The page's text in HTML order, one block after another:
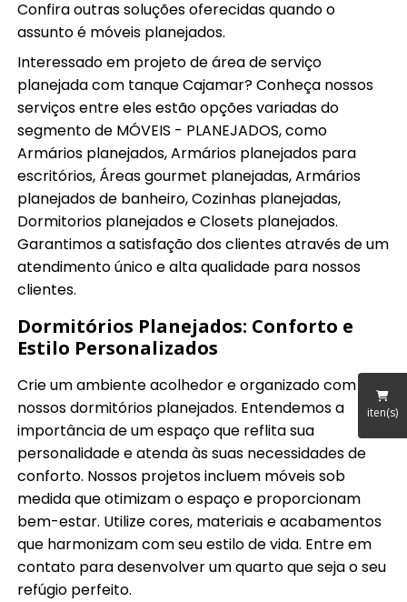
iten(s)
Confira outras soluções oferecidas quando o
assunto é móveis planejados.
Interessado em projeto de área de serviço
planejada com tanque Cajamar? Conheça nossos
serviços entre eles estão opções variadas do
segmento de MÓVEIS - PLANEJADOS, como
Armários planejados, Armários planejados para
escritórios, Áreas gourmet planejadas, Armários
planejados de banheiro, Cozinhas planejadas,
Dormitorios planejados e Closets planejados.
Garantimos a satisfação dos clientes através de um
atendimento único e alta qualidade para nossos
clientes.
Dormitórios Planejados: Conforto e
Estilo Personalizados
Crie um ambiente acolhedor e organizado com
nossos dormitórios planejados. Entendemos a
importância de um espaço que reflita sua
personalidade e atenda às suas necessidades de
conforto. Nossos projetos incluem móveis sob
medida que otimizam o espaço e proporcionam
bem-estar. Utilize cores, materiais e acabamentos
que harmonizam com seu estilo de vida. Entre em
contato para desenvolver um quarto que seja o seu
refúgio perfeito.